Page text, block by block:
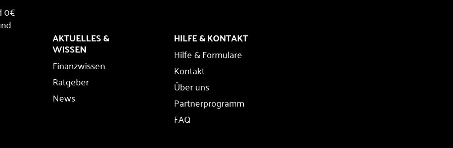
0€
AKTUELLES &
WISSEN
Finanzwissen
Ratgeber
News
HILFE & KONTAKT
Hilfe & Formulare
Kontakt
Über uns
Partnerprogramm
FAQ